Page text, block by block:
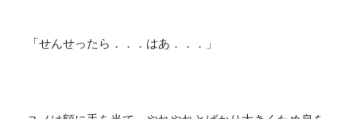
「せんせったら．．．はあ．．．」